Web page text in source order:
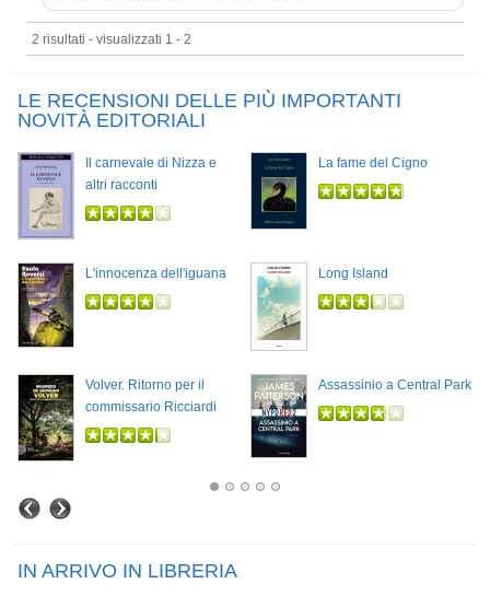
2 risultati - visualizzati 1 - 2
LE RECENSIONI DELLE PIÙ IMPORTANTI
NOVITÀ EDITORIALI
Il carnevale di Nizza e
altri racconti
La fame del Cigno
L'innocenza dell'iguana Long Island
Volver. Ritorno per il
commissario Ricciardi
Assassinio a Central Park
IN ARRIVO IN LIBRERIA